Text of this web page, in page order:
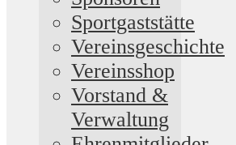
Sportgaststätte
Vereinsgeschichte
Vereinsshop
Vorstand &
Verwaltung